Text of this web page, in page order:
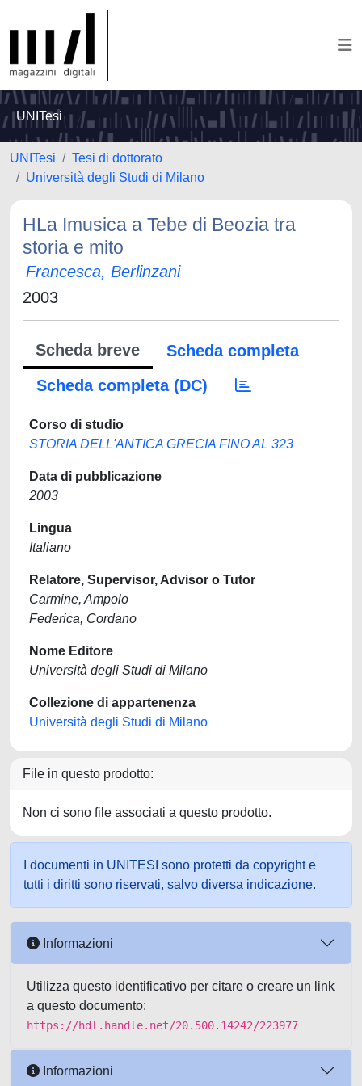
UNITesi
UNITesi
Tesi di dottorato
Università degli Studi di Milano
HLa Imusica a Tebe di Beozia tra
storia e mito
Francesca, Berlinzani
2003
Scheda breve
Scheda completa
Scheda completa (DC)
Corso di studio
STORIA DELL'ANTICA GRECIA FINO AL 323
Data di pubblicazione
2003
Lingua
Italiano
Relatore, Supervisor, Advisor o Tutor
Carmine, Ampolo
Federica, Cordano
Nome Editore
Università degli Studi di Milano
Collezione di appartenenza
Università degli Studi di Milano
File in questo prodotto:
Non ci sono file associati a questo prodotto.
I documenti in UNITESI sono protetti da copyright e
tutti i diritti sono riservati, salvo diversa indicazione.
Informazioni
Utilizza questo identificativo per citare o creare un link
a questo documento:
https://hdl.handle.net/20.500.14242/223977
Informazioni